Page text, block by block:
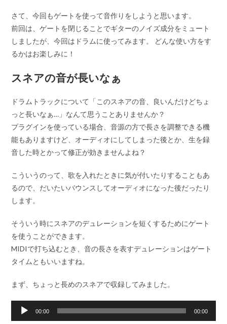
さて、今回もゲートを使って音作りをしようと思います。
前回は、ゲートを閉じることでギターのノイズ成分をミュート
しましたが、今回はドラムに使ってみます。 どんな使い方をす
るかはお楽しみに！
スネアの音が長いなぁ
ドラムトラックについて「このスネアの音、良いんだけどちょ
っと長いなぁ…」なんて思うことありませんか？
プラグインを使っている場合、音源の方で長さを調整できる機
能もありますけど、オーディオにしてしまった後とか、生を録
音した時とかって修正が効きませんよね？
こういうのって、歌を入れたときに気が付いたりすることもあ
るので、だいたいバウンスしてオーディオになった後だったり
します。
そういう時にスネアのデュレーションを短くするためにゲート
を使うことができます。
MIDIで打ち込むとき、音の長さを表すデュレーションはゲート
タイムともいいますね。
まず、ちょっと長めのスネアで収録してみました。
声
00:00 00:00